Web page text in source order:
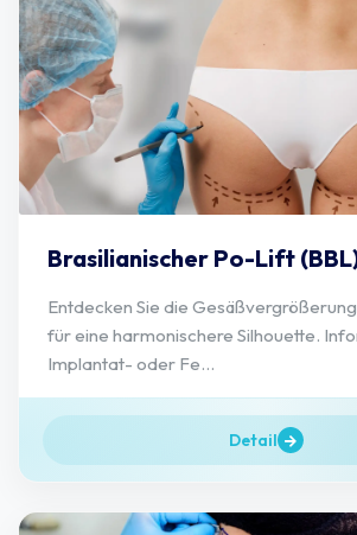
Brasilianischer Po-Lift
Entdecken Sie die
für eine harmonischere Silhouette.
Implantat- oder Fe...
Detail